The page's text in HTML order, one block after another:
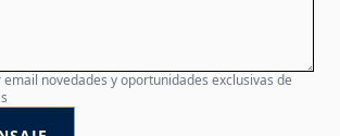
novedades y oportunidades exclusivas de